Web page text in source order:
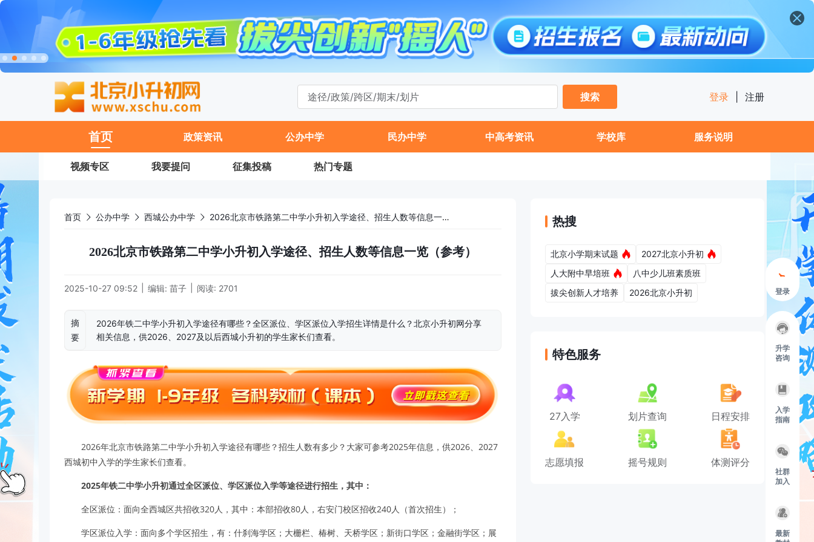
登录
升学
咨询
入学
指南
社群
加入
最新
搜索
登录 注册
首页 政策资讯 公办中学 民办中学 中高考资讯 学校库 服务说明
视频专区 我要提问 征集投稿 热门专题
首页 公办中学 西城公办中学 2026北京市铁路第二中学小升初入学途径、招生人数等信息一览（参考）
2026北京市铁路第二中学小升初入学途径、招生人数等信息一览（参考）
2025-10-27 09:52 编辑: 苗子 阅读: 2701
摘
要
2026年铁二中学小升初入学途径有哪些？全区派位、学区派位入学招生详情是什么？北京小升初网分享
相关信息，供2026、2027及以后西城小升初的学生家长们查看。
2026年北京市铁路第二中学小升初入学途径有哪些？招生人数有多少？大家可参考2025年信息，供2026、2027
西城初中入学的学生家长们查看。
2025年铁二中学小升初通过全区派位、学区派位入学等途径进行招生，其中：
全区派位：面向全西城区共招收320人，其中：本部招收80人，右安门校区招收240人（首次招生）；
学区派位入学：面向多个学区招生，有：什刹海学区；大栅栏、椿树、天桥学区；新街口学区；金融街学区；展
热搜
北京小学期末试题
2027北京小升初
人大附中早培班
八中少儿班素质班
拔尖创新人才培养
2026北京小升初
特色服务
27入学 划片查询 日程安排
志愿填报 摇号规则 体测评分